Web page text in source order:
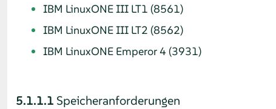
IBM LinuxONE III LT1 (8561)
IBM LinuxONE III LT2 (8562)
IBM LinuxONE Emperor 4 (3931)
5.1.1.1 Speicheranforderungen